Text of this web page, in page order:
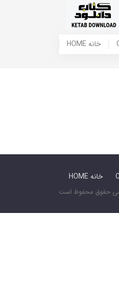
HOME خانه
HOME خانه